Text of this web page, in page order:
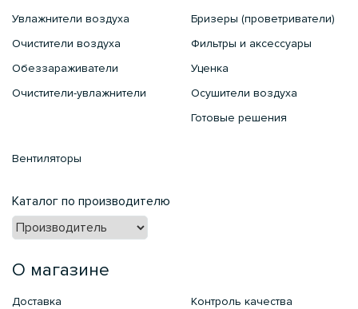
Увлажнители воздуха
Очистители воздуха
Обеззараживатели
Очистители-увлажнители
Бризеры (проветриватели)
Фильтры и аксессуары
Уценка
Осушители воздуха
Готовые решения
Вентиляторы
Каталог по производителю
О магазине
Доставка
Контроль качества